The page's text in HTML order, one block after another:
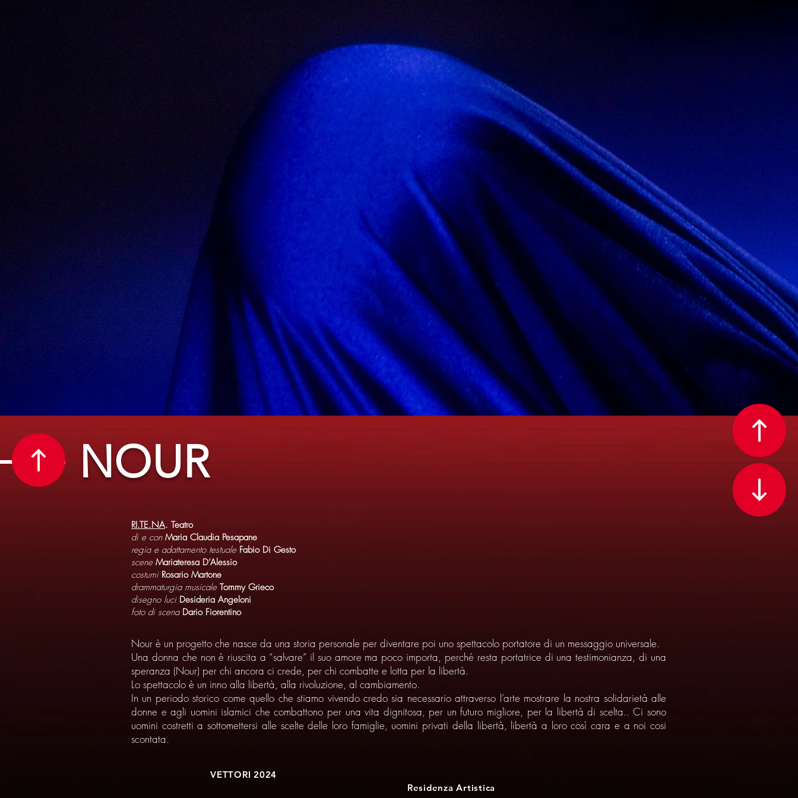
NOUR
RI.TE.NA. Teatro
di e con Maria Claudia Pesapane
regia e adattamento testuale Fabio Di Gesto
scene Mariateresa D’Alessio
costumi Rosario Martone
drammaturgia musicale Tommy Grieco
disegno luci Desideria Angeloni
foto di scena Dario Fiorentino
Nour è un progetto che nasce da una storia personale per diventare poi uno spettacolo portatore di un messaggio universale.
Una donna che non è riuscita a “salvare” il suo amore ma poco importa, perché resta portatrice di una testimonianza, di una
speranza (Nour) per chi ancora ci crede, per chi combatte e lotta per la libertà.
Lo spettacolo è un inno alla libertà, alla rivoluzione, al cambiamento.
In un periodo storico come quello che stiamo vivendo credo sia necessario attraverso l’arte mostrare la nostra solidarietà alle
donne e agli uomini islamici che combattono per una vita dignitosa, per un futuro migliore, per la libertà di scelta.. Ci sono
uomini costretti a sottomettersi alle scelte delle loro famiglie, uomini privati della libertà, libertà a loro così cara e a noi cosi
scontata.
VETTORI 2024
Residenza Artistica